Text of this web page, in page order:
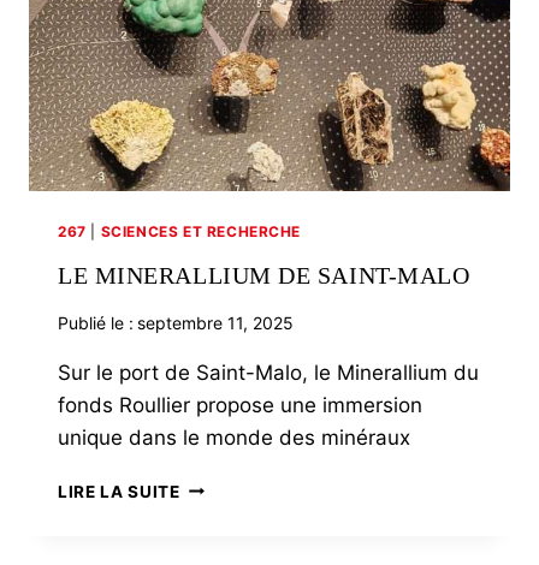
267 SCIENCES ET RECHERCHE
LE MINERALLIUM DE SAINT-MALO
Publié le : septembre 11, 2025
Sur le port de Saint-Malo, le Minerallium du
fonds Roullier propose une immersion
unique dans le monde des minéraux
LIRE LA SUITELE